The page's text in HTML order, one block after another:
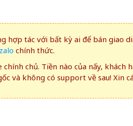
hợp tác với bất kỳ ai để bán giao
zalo chính thức.
chủ. Tiền nào của nấy, khách
và không có support về sau! Xin